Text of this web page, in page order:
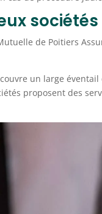
sociétés
de Poitiers
un large
proposent des